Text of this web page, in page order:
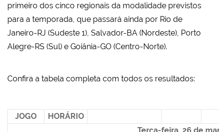
primeiro dos cinco regionais da modalidade previstos
para a temporada, que passará ainda por Rio de
Janeiro-RJ (Sudeste 1), Salvador-BA (Nordeste), Porto
Alegre-RS (Sul) e Goiânia-GO (Centro-Norte).
Confira a tabela completa com todos os resultados:
JOGO
HORÁRIO